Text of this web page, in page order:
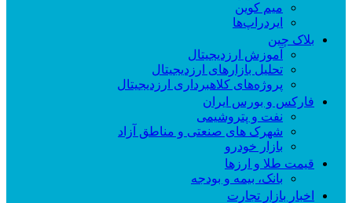
میم کوین‌
ایردراپ‌ها
بلاک چین
آموزش ارزدیجیتال
تحلیل بازارهای ارزدیجیتال
پروژه‌های کلاهبرداری ارزدیجیتال
فارکس و بورس ایران
نفت و پتروشیمی
شهرک های صنعتی و مناطق آزاد
بازار خودرو
قیمت طلا و ارزها
بانک، بیمه و بودجه
اخبار بازار تجارت